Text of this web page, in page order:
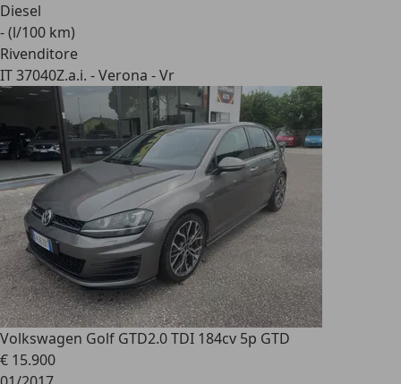
Diesel
- (l/100 km)
Rivenditore
IT 37040Z.a.i. - Verona - Vr
Volkswagen Golf GTD2.0 TDI 184cv 5p GTD
€ 15.900